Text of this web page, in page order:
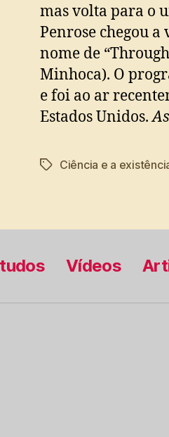
mas volta para o
Penrose chegou
nome de
Minhoca). O
e foi ao ar
Estados Unidos.
TagsCiência e a
Vídeos